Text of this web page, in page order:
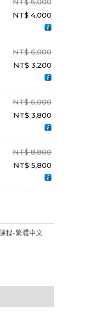
NT$ 4,000
NT$6,000
NT$ 3,200
NT$6,000
NT$ 3,800
NT$8,800
NT$ 5,800
程-繁體中文